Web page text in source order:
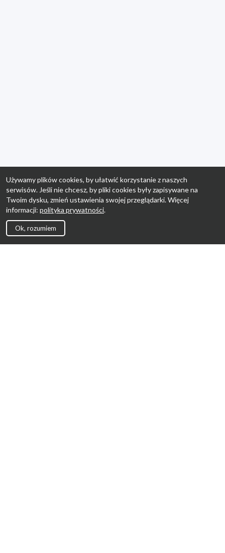
Używamy plików cookies, by ułatwić korzystanie z naszych
serwisów. Jeśli nie chcesz, by pliki cookies były zapisywane na
Twoim dysku, zmień ustawienia swojej przeglądarki. Więcej
informacji: polityka prywatności.
Ok, rozumiem